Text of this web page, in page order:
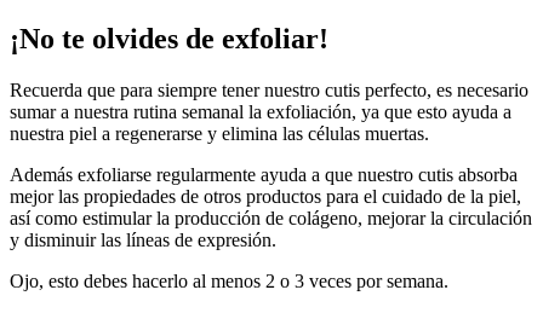
¡No te olvides de exfoliar!
Recuerda que para siempre tener nuestro cutis perfecto, es necesario
sumar a nuestra rutina semanal la exfoliación, ya que esto ayuda a
nuestra piel a regenerarse y elimina las células muertas.
Además exfoliarse regularmente ayuda a que nuestro cutis absorba
mejor las propiedades de otros productos para el cuidado de la piel,
así como estimular la producción de colágeno, mejorar la circulación
y disminuir las líneas de expresión.
Ojo, esto debes hacerlo al menos 2 o 3 veces por semana.